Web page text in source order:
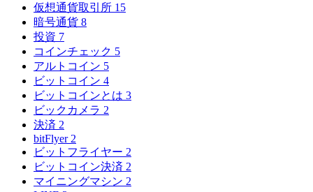
仮想通貨取引所 15
暗号通貨 8
投資 7
コインチェック 5
アルトコイン 5
ビットコイン 4
ビットコインとは 3
ビックカメラ 2
決済 2
bitFlyer 2
ビットフライヤー 2
ビットコイン決済 2
マイニングマシン 2